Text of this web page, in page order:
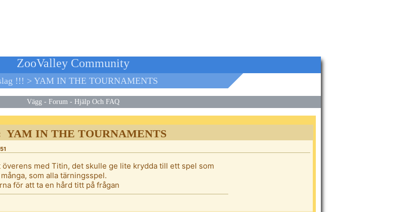
ZooValley Community
!!! > YAM IN THE TOURNAMENTS
Vägg - Forum - Hjälp Och FAQ
YAM IN THE TOURNAMENTS
överens med Titin, det skulle ge lite krydda till ett spel som
som alla tärningsspel.
för att ta en hård titt på frågan